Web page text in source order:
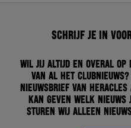
Schrijf je in
Wil jij altijd en overal op
van al het
nieuwsbrief van
kan geven welk
sturen wij alleen